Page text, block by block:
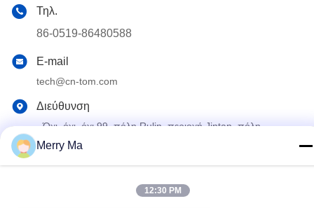
Τηλ.
86-0519-86480588
E-mail
tech@cn-tom.com
Διεύθυνση
- Όχι, όχι, όχι.99, πόλη Rulin, περιοχή Jintan, πόλη
Πολιτική μυστικότητας|
Merry Ma
12:30 PM